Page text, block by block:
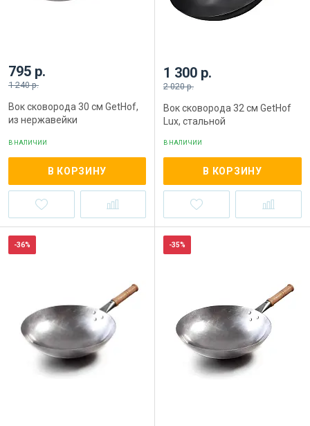
795 р.
1 240 р.
Вок сковорода 30 см GetHof,
из нержавейки
В НАЛИЧИИ
В КОРЗИНУ
1 300 р.
2 020 р.
Вок сковорода 32 см GetHof
Lux, стальной
В НАЛИЧИИ
В КОРЗИНУ
-36% -35%